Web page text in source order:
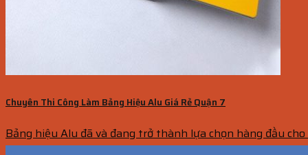
Chuyên Thi Công Làm Bảng Hiệu Alu Giá Rẻ Quận 7
Bảng hiệu Alu đã và đang trở thành lựa chọn hàng đầu